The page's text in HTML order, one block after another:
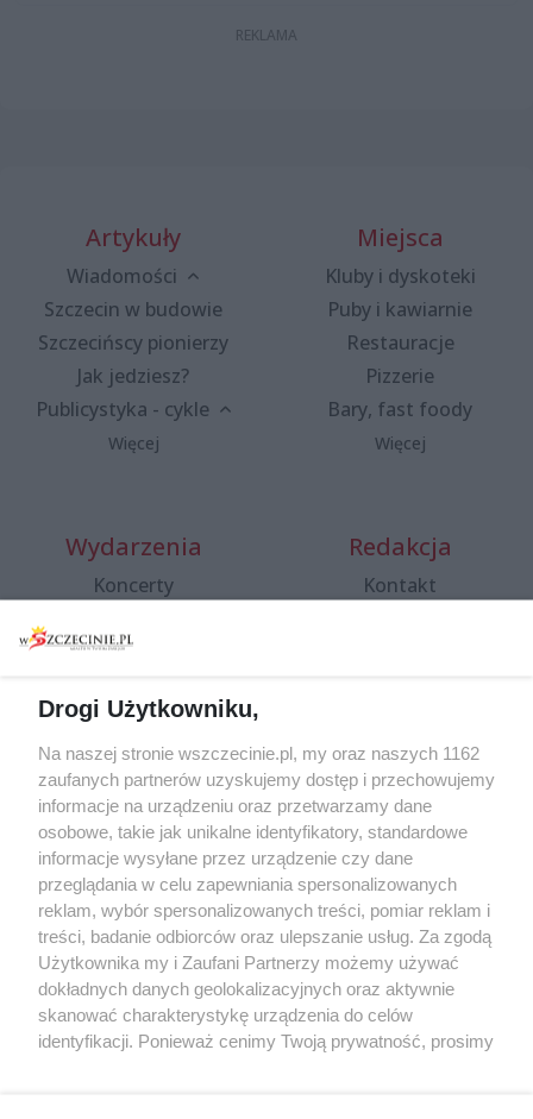
Artykuły
Wiadomości
Szczecin w budowie
Szczecińscy pionierzy
Jak jedziesz?
Publicystyka - cykle
Więcej
Miejsca
Kluby i dyskoteki
Puby i kawiarnie
Restauracje
Pizzerie
Bary, fast foody
Więcej
Wydarzenia
Koncerty
Spacery i oprowadzania
targi
Wernisaże
Więcej
Redakcja
Kontakt
Specjalny koncert z okazji
20. urodzin portalu
wSzczecinie.pl
Regulamin konkursów
śniadaniówka "Hej
Szczecin! Jest piątek!"
Partnerzy
Praca Szczecin
Drogi Użytkowniku,
Na naszej stronie wszczecinie.pl, my oraz naszych 1162
zaufanych partnerów uzyskujemy dostęp i przechowujemy
informacje na urządzeniu oraz przetwarzamy dane
osobowe, takie jak unikalne identyfikatory, standardowe
informacje wysyłane przez urządzenie czy dane
przeglądania w celu zapewniania spersonalizowanych
reklam, wybór spersonalizowanych treści, pomiar reklam i
treści, badanie odbiorców oraz ulepszanie usług. Za zgodą
Użytkownika my i Zaufani Partnerzy możemy używać
dokładnych danych geolokalizacyjnych oraz aktywnie
skanować charakterystykę urządzenia do celów
identyfikacji. Ponieważ cenimy Twoją prywatność, prosimy